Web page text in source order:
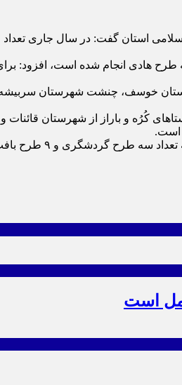
خوسف، چنشت شهرستان سربیشه
کُرُه و باراز از شهرستان
است.
حاجی زاده گفت: در
است